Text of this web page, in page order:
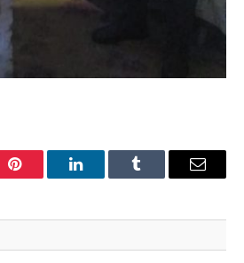
Pinterest LinkedInTumblr Email